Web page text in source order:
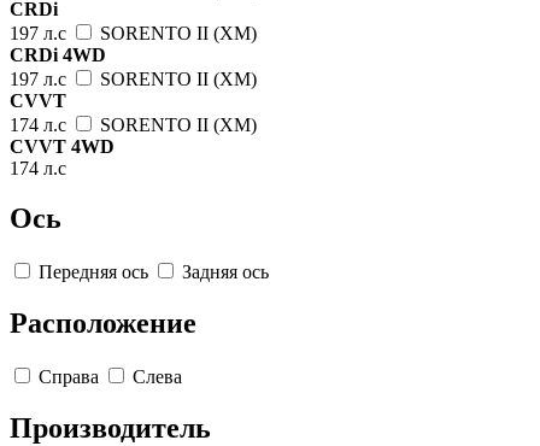
CRDi
197 л.с
SORENTO II (XM)
CRDi 4WD
197 л.с
SORENTO II (XM)
CVVT
174 л.с
SORENTO II (XM)
CVVT 4WD
174 л.с
Ось
Передняя ось Задняя ось
Расположение
Справа Слева
Производитель